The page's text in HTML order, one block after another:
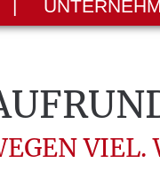
VIEL.